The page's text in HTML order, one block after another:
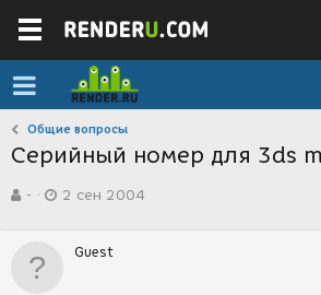
Общие вопросы
Серийный номер для 3ds
в
р
-
а
2 сен 2004
Guest